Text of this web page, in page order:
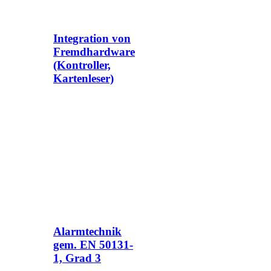
Integration von
Fremdhardware
(Kontroller,
Kartenleser)
Alarmtechnik
gem. EN 50131-
1, Grad 3